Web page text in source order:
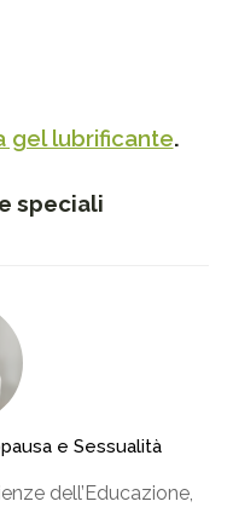
gel lubrificante.
speciali
e Sessualità
dell’Educazione,